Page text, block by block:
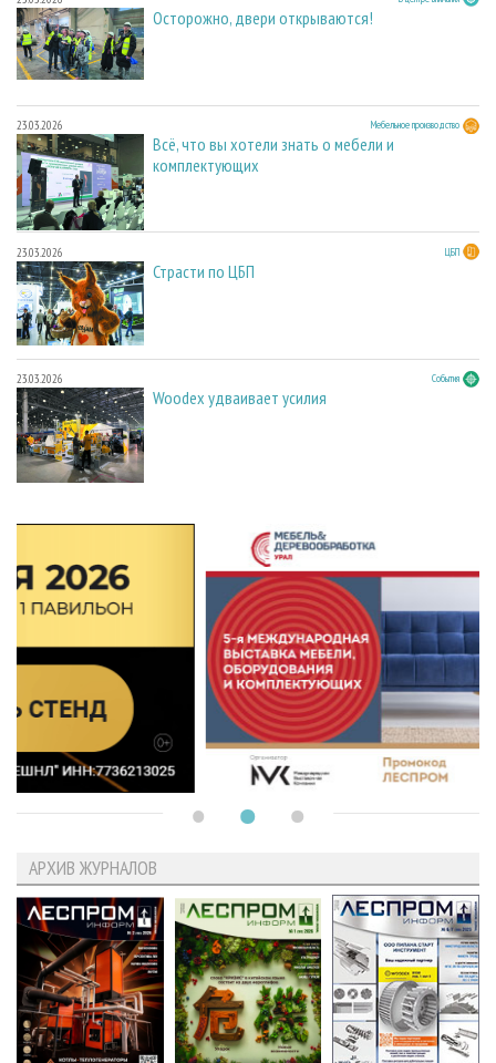
Осторожно, двери открываются!
23.03.2026 Мебельное производство
Всё, что вы хотели знать о мебели и
комплектующих
23.03.2026 ЦБП
Страсти по ЦБП
23.03.2026 События
Woodex удваивает усилия
АРХИВ ЖУРНАЛОВ